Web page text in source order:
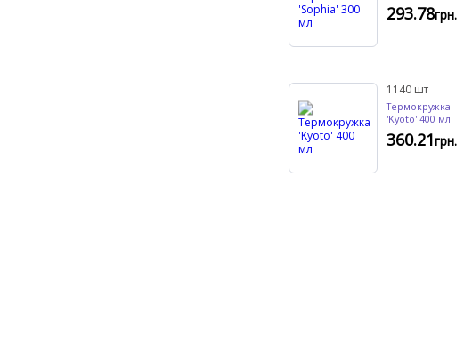
293.78грн.
1140 шт
Термокружка
'Kyoto' 400 мл
360.21грн.